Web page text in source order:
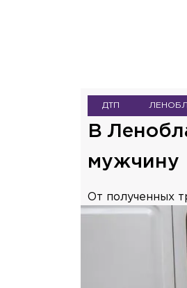
ДТП
В
мужчину
От полученных